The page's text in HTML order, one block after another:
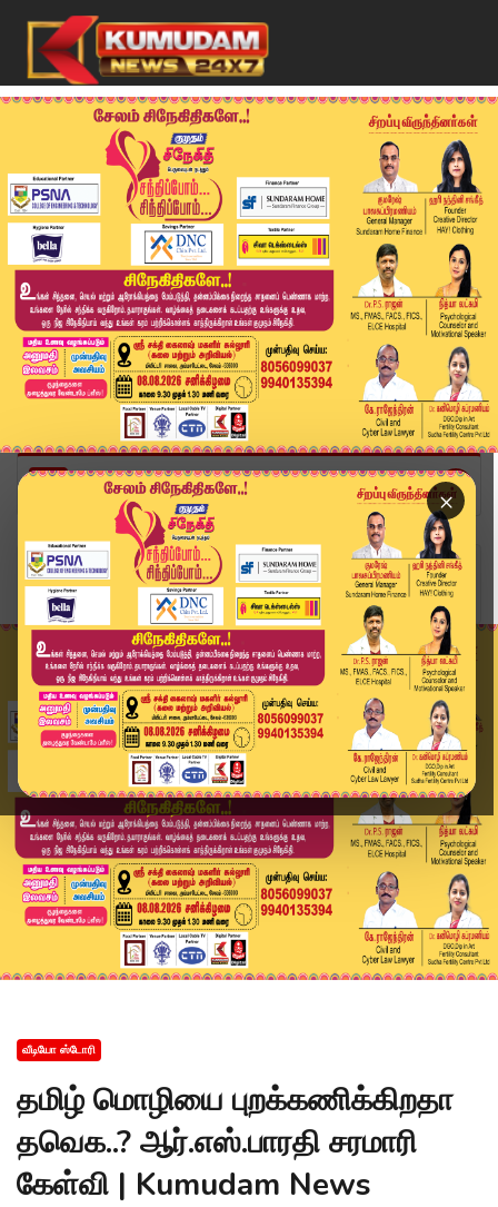
×
Home
வீடியோ ஸ்டோரி
தமிழ் மொழியை புறக்கணிக்கிறதா தவெக..? ஆர்.எஸ்.பா...
வீடியோ ஸ்டோரி
தமிழ் மொழியை புறக்கணிக்கிறதா
தவெக..? ஆர்.எஸ்.பாரதி சரமாரி
கேள்வி | Kumudam News